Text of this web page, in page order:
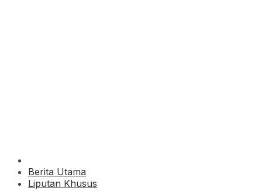
Berita Utama
Liputan Khusus